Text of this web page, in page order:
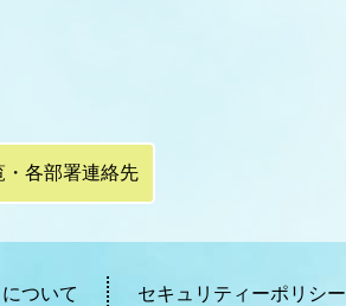
・各部署連絡先
ついて セキュリティーポリシー